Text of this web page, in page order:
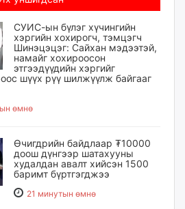
СУИС-ын бүлэг хүчингийн
хэргийн хохирогч, тэмцэгч
Шинэцэцэг: Сайхан мэдээтэй,
намайг хохироосон
этгээдүүдийн хэргийг
шүүх рүү шилжүүлж байгааг
өмнө
Өчигдрийн байдлаар ₮10000
доош дүнгээр шатахууны
худалдан авалт хийсэн 1500
баримт бүртгэгджээ
21 минутын өмнө